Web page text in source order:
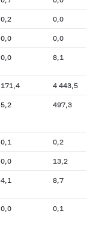
0,2 0,0
0,0 0,0
0,0 8,1
171,4 4 443,5
5,2 497,3
0,1 0,2
0,0 13,2
4,1 8,7
0,0 0,1